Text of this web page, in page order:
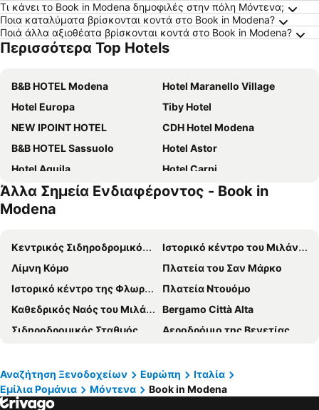
Τι κάνει το Book in Modena δημοφιλές στην πόλη Μόντενα;
Ποια καταλύματα βρίσκονται κοντά στο Book in Modena?
Ποιά άλλα αξιοθέατα βρίσκονται κοντά στο Book in Modena?
Περισσότερα Top Hotels
B&B HOTEL Modena
Hotel Maranello Village
Hotel Europa
Tiby Hotel
NEW IPOINT HOTEL
CDH Hotel Modena
B&B HOTEL Sassuolo
Hotel Astor
Hotel Aquila
Hotel Carpi
Rechigi Park Hotel
Albergo Moderno
RMH Modena Raffaello
Best Western Premier Classic
Hotel Cervetta 5
Hotel La Torre
Hotel Rua Frati 48 in San Francesco
Alloggio Cantalupo
Hotel Residence Zodiaco
Άλλα Σημεία Ενδιαφέροντος - Book in
Modena
Κεντρικός Σιδηροδρομικός Σταθμός του Μιλάνου
Ιστορικό κέντρο του Μιλάνου
Λίμνη Κόμο
Πλατεία του Σαν Μάρκο
Ιστορικό κέντρο της Φλωρεντίας
Πλατεία Ντουόμο
Καθεδρικός Ναός του Μιλάνου
Bergamo Città Alta
Σιδηροδρομικός Σταθμός Μπολώνια
Αεροδρόμιο της Βενετίας Μάρκο Πόλο
San Siro
Piazza Maggiore
Repubblica Metro Station
Brera
Αναζήτηση Ξενοδοχείων Ευρώπη
Ιταλία
Εμίλια Ρομάνια
Μόντενα Book in Modena